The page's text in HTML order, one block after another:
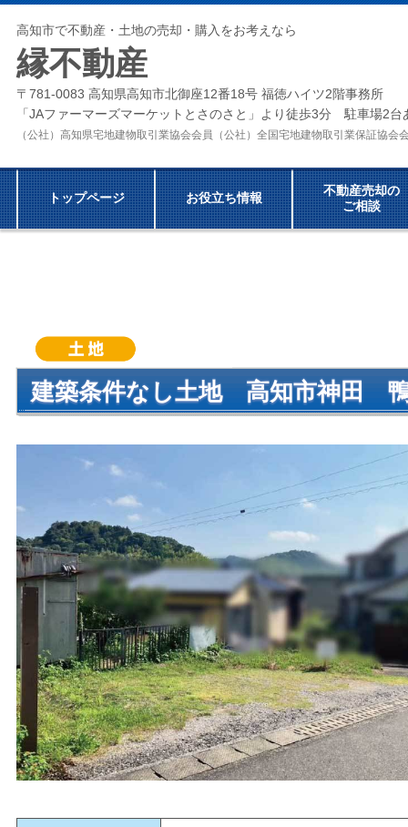
高知市で不動産・土地の売却・購入をお考えなら
縁不動産
〒781-0083 高知県高知市北御座12番18号 福徳ハイツ2階事務所
「JAファーマーズマーケットとさのさと」より徒歩3分 駐車場2台
（公社）高知県宅地建物取引業協会会員（公社）全国宅地建物取引業保証協
トップページ お役立ち情報
不動産売却の
ご相談
建築条件なし土地 高知市神田鴨